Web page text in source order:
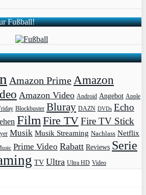
Fußball!
Amazon Prime Amazon
Amazon Video Android Angebot Apple
Blockbuster Bluray DAZN DVDs Echo
Film Fire TVFire TV Stick
Musik Musik Streaming Nachlass Netflix
Prime Video Rabatt Reviews Serie
TV Ultra Ultra HD Video